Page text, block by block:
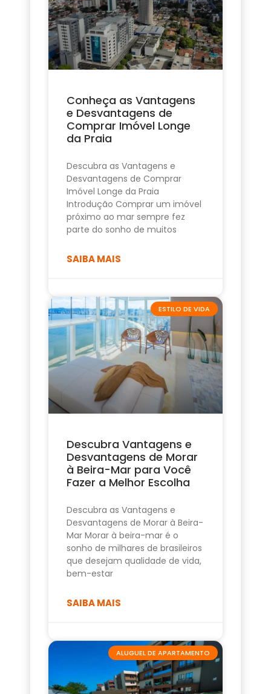
Conheça as Vantagens
e Desvantagens de
Comprar Imóvel Longe
da Praia
Descubra as Vantagens e
Desvantagens de Comprar
Imóvel Longe da Praia
Introdução Comprar um imóvel
próximo ao mar sempre fez
parte do sonho de muitos
SAIBA MAIS
ESTILO DE VIDA
Descubra Vantagens e
Desvantagens de Morar
à Beira-Mar para Você
Fazer a Melhor Escolha
Descubra as Vantagens e
Desvantagens de Morar à Beira-
Mar Morar à beira-mar é o
sonho de milhares de brasileiros
que desejam qualidade de vida,
bem-estar
SAIBA MAIS
ALUGUEL DE APARTAMENTO